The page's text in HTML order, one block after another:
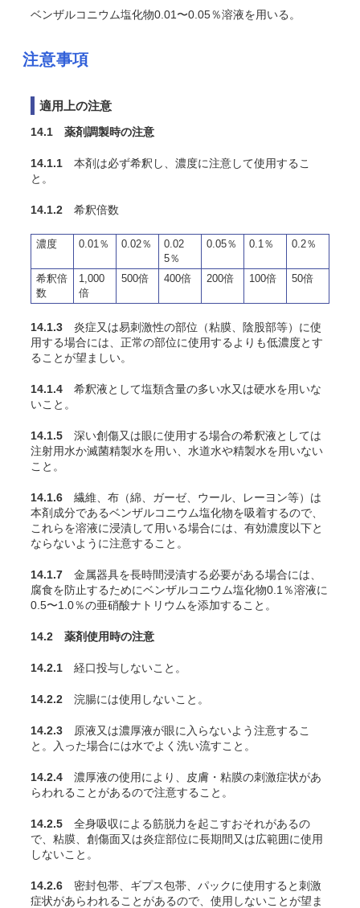
ベンザルコニウム塩化物0.01〜0.05％溶液を用いる。
注意事項
適用上の注意
14.1 薬剤調製時の注意
14.1.1 本剤は必ず希釈し、濃度に注意して使用するこ
と。
14.1.2 希釈倍数
濃度 0.01％ 0.02％
0.02
5％
0.05％ 0.1％ 0.2％
希釈倍
数
1,000
倍
500倍 400倍 200倍 100倍 50倍
14.1.3 炎症又は易刺激性の部位（粘膜、陰股部等）に使
用する場合には、正常の部位に使用するよりも低濃度とす
ることが望ましい。
14.1.4 希釈液として塩類含量の多い水又は硬水を用いな
いこと。
14.1.5 深い創傷又は眼に使用する場合の希釈液としては
注射用水か滅菌精製水を用い、水道水や精製水を用いない
こと。
14.1.6 繊維、布（綿、ガーゼ、ウール、レーヨン等）は
本剤成分であるベンザルコニウム塩化物を吸着するので、
これらを溶液に浸漬して用いる場合には、有効濃度以下と
ならないように注意すること。
14.1.7 金属器具を長時間浸漬する必要がある場合には、
腐食を防止するためにベンザルコニウム塩化物0.1％溶液に
0.5〜1.0％の亜硝酸ナトリウムを添加すること。
14.2 薬剤使用時の注意
14.2.1 経口投与しないこと。
14.2.2 浣腸には使用しないこと。
14.2.3 原液又は濃厚液が眼に入らないよう注意するこ
と。入った場合には水でよく洗い流すこと。
14.2.4 濃厚液の使用により、皮膚・粘膜の刺激症状があ
らわれることがあるので注意すること。
14.2.5 全身吸収による筋脱力を起こすおそれがあるの
で、粘膜、創傷面又は炎症部位に長期間又は広範囲に使用
しないこと。
14.2.6 密封包帯、ギプス包帯、パックに使用すると刺激
症状があらわれることがあるので、使用しないことが望ま